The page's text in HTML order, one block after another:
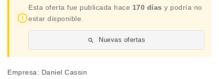
Esta oferta fue publicada hace 170 días y podría no
estar disponible.
Nuevas ofertas
Empresa: Daniel Cassin